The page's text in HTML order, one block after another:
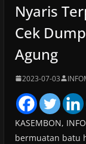
Nyaris
Cek
Agung
2023-07-03
KASEMBON,
bermuatan batu